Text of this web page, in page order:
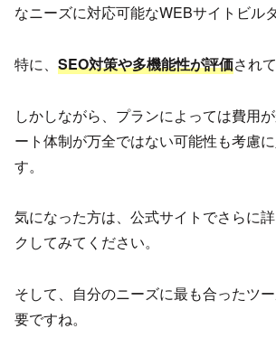
なニーズに対応可能なWEBサイトビル
特に、 SEO対策や多機能性が評価され
しかしながら、プランによっては費用
ート体制が万全ではない可能性も考慮
す。
気になった方は、公式サイトでさらに
クしてみてください。
そして、自分のニーズに最も合ったツ
要ですね。